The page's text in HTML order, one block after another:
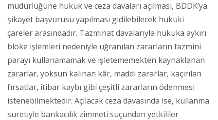
müdürlüğüne hukuk ve ceza davaları açılması, BDDK’ya
şikayet başvurusu yapılması gidilebilecek hukuki
çareler arasındadır. Tazminat davalarıyla hukuka aykırı
bloke işlemleri nedeniyle uğranılan zararların tazmini
parayı kullanamamak ve işletememekten kaynaklanan
zararlar, yoksun kalınan kâr, maddi zararlar, kaçırılan
fırsatlar, itibar kaybı gibi çeşitli zararların ödenmesi
istenebilmektedir. Açılacak ceza davasında ise, kullanma
suretiyle bankacılık zimmeti suçundan yetkililer